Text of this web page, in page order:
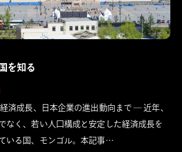
を知る
済成長、日本企業の進出動向まで ― 近年、
なく、若い人口構成と安定した経済成長を
いる国、モンゴル。本記事…